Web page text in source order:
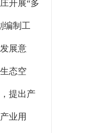
开展“多
编制工
展意
态空
提出产
业用